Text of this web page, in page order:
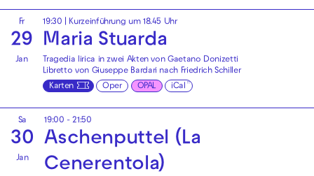
Fr
29
Jan
19:30 | Kurzeinführung um 18.45 Uhr
Maria Stuarda
Tragedia lirica in zwei Akten von Gaetano Donizetti
Libretto von Giuseppe Bardari nach Friedrich Schiller
Karten
Oper OPAL iCal
Sa
30
Jan
19:00 - 21:50
Aschenputtel (La
Cenerentola)